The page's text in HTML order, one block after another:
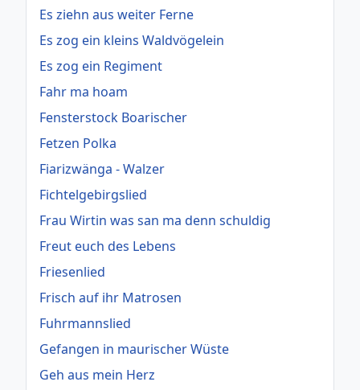
Es ziehn aus weiter Ferne
Es zog ein kleins Waldvögelein
Es zog ein Regiment
Fahr ma hoam
Fensterstock Boarischer
Fetzen Polka
Fiarizwänga - Walzer
Fichtelgebirgslied
Frau Wirtin was san ma denn schuldig
Freut euch des Lebens
Friesenlied
Frisch auf ihr Matrosen
Fuhrmannslied
Gefangen in maurischer Wüste
Geh aus mein Herz